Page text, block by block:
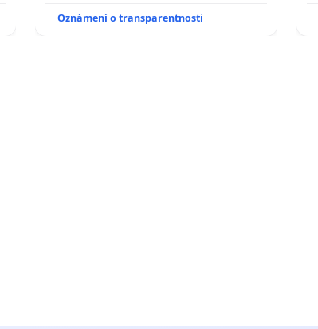
Oznámení o transparentnosti